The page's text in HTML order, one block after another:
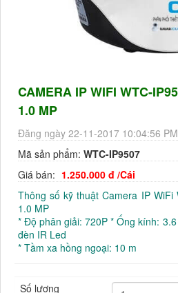
CAMERA IP WIFI WTC-
1.0 MP
Đăng ngày 22-11-2017 10:04:56
Mã sản phẩm: WTC-IP9507
Giá bán: 1.250.000 đ /Cái
Thông số kỹ thuật Camera IP WiFi
1.0 MP
* Độ phân giải: 720P * Ống kính:
đèn IR Led
* Tầm xa hồng ngoại: 10 m
Số lượng